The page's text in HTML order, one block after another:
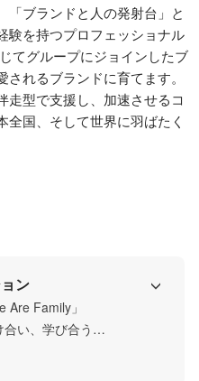
「ブランドと人の発射台」と
験を持つプロフェッショナル
てグループにジョインしたブ
れるブランドに育てます。
走型で支援し、加速させるコ
全国、そして世界に羽ばたく
ン
Are Family」
い、学び合う